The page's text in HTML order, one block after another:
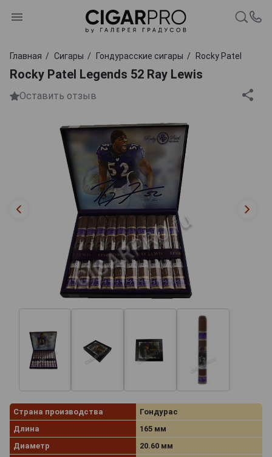
Главная Сигары Гондурасские сигары Rocky Patel
Rocky Patel Legends 52 Ray Lewis
Оставить отзыв
Страна производства
Гондурас
Длина
165 мм
Диаметр
20.60 мм